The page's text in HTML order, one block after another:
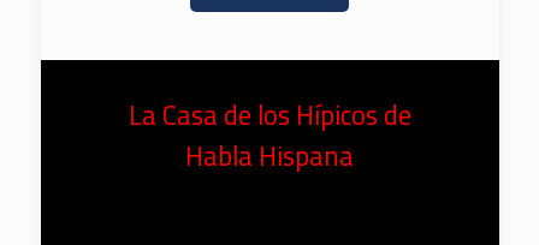
La Casa de los Hípicos de
Habla Hispana